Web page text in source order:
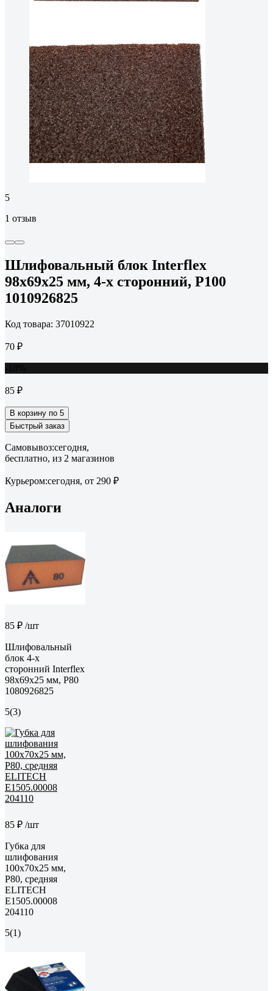
5
1 отзыв
Шлифовальный блок Interflex
98х69х25 мм, 4-х сторонний, Р100
1010926825
Код товара: 37010922
70 ₽
85 ₽
В корзину по 5
Быстрый заказ
Самовывоз:сегодня,
бесплатно, из 2 магазинов
Курьером:сегодня, от 290 ₽
Аналоги
85 ₽ /шт
Шлифовальный
блок 4-х
сторонний Interflex
98х69х25 мм, Р80
1080926825
5(3)
85 ₽ /шт
Губка для
шлифования
100х70х25 мм,
P80, средняя
ELITECH
E1505.00008
204110
5(1)